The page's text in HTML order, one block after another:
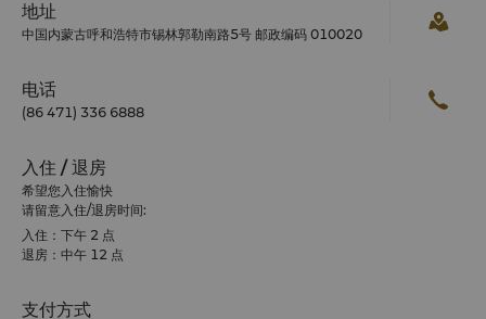
地址
中国内蒙古呼和浩特市锡林郭勒南路5号 邮政编码 010020
电话
(86 471) 336 6888
入住 / 退房
希望您入住愉快
请留意入住/退房时间:
入住：下午 2 点
退房：中午 12 点
支付方式